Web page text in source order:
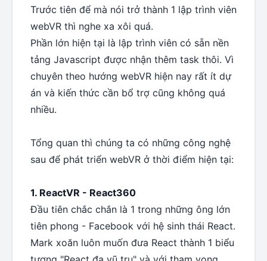
Trước tiên để mà nói trở thành 1 lập trình viên
webVR thì nghe xa xôi quá.
Phần lớn hiện tại là lập trình viên có sẵn nền
tảng Javascript được nhận thêm task thôi. Vì
chuyên theo hướng webVR hiện nay rất ít dự
án và kiến thức cần bổ trợ cũng không quá
nhiều.
Tổng quan thì chúng ta có những công nghệ
sau để phát triển webVR ở thời điểm hiện tại:
1. ReactVR - React360
Đầu tiên chắc chắn là 1 trong những ông lớn
tiên phong - Facebook với hệ sinh thái React.
Mark xoăn luôn muốn đưa React thành 1 biểu